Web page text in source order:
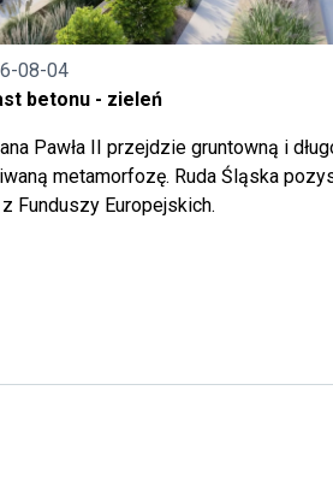
08-04
betonu - zieleń
Pawła II przejdzie gruntowną i
metamorfozę. Ruda Śląska
z Funduszy Europejskich.